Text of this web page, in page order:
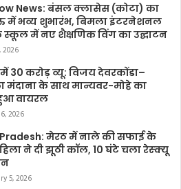
News: बंसल क्लासेस (कोटा) का
भव्य शुभारंभ, बिमला इंटरनेशनल
स्कूल में नए शैक्षणिक विंग का उद्घाटन
2026
30 करोड़ व्यू: विजय देवरकोंडा–
मंदाना के साथ मान्यवर-मोहे का
वायरल
2026
मेरठ में नाले की सफाई के
ने दी झूठी कॉल, 10 घंटे चला रेस्क्यू
5, 2026